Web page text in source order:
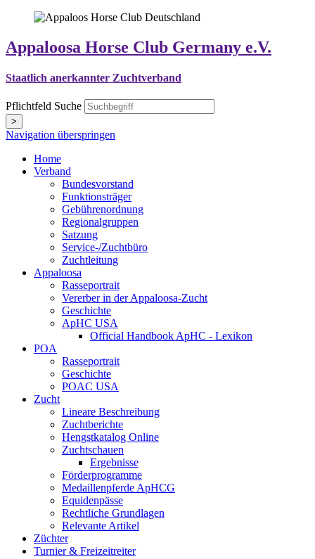
Appaloosa Horse Club Germany e.V.
Staatlich anerkannter Zuchtverband
Pflichtfeld Suche
>
Navigation überspringen
Home
Verband
Bundesvorstand
Funktionsträger
Gebührenordnung
Regionalgruppen
Satzung
Service-/Zuchtbüro
Zuchtleitung
Appaloosa
Rasseportrait
Vererber in der Appaloosa-Zucht
Geschichte
ApHC USA
Official Handbook ApHC - Lexikon
POA
Rasseportrait
Geschichte
POAC USA
Zucht
Lineare Beschreibung
Zuchtberichte
Hengstkatalog Online
Zuchtschauen
Ergebnisse
Förderprogramme
Medaillenpferde ApHCG
Equidenpässe
Rechtliche Grundlagen
Relevante Artikel
Züchter
Turnier & Freizeitreiter